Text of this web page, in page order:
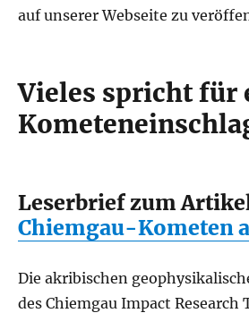
auf unserer Webseite zu
Vieles spricht für
Leserbrief zum
Chiemgau-Kometen
Die akribischen
des Chiemgau Impact